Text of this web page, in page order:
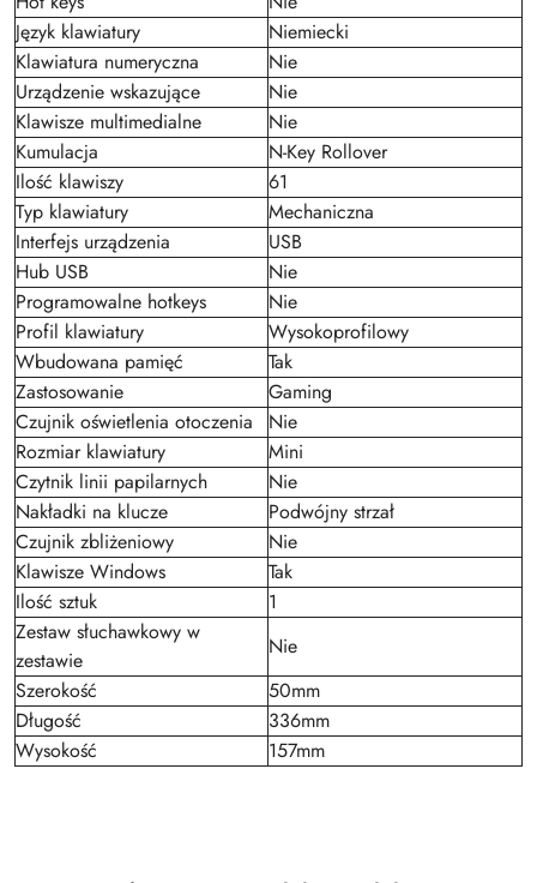
Język klawiatury
Niemiecki
Klawiatura numeryczna
Nie
Urządzenie wskazujące
Nie
Klawisze multimedialne
Nie
Kumulacja
N-Key Rollover
Ilość klawiszy
61
Typ klawiatury
Mechaniczna
Interfejs urządzenia
USB
Hub USB
Nie
Programowalne hotkeys
Nie
Profil klawiatury
Wysokoprofilowy
Wbudowana pamięć
Tak
Zastosowanie
Gaming
Czujnik oświetlenia otoczenia
Nie
Rozmiar klawiatury
Mini
Czytnik linii papilarnych
Nie
Nakładki na klucze
Podwójny strzał
Czujnik zbliżeniowy
Nie
Klawisze Windows
Tak
Ilość sztuk
1
Zestaw słuchawkowy w
zestawie
Nie
Szerokość
50mm
Długość
336mm
Wysokość
157mm